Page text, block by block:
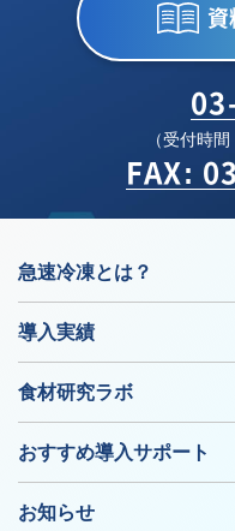
資
（受付時
FAX:
急速冷凍とは？
導入実績
食材研究ラボ
おすすめ導入サポート
お知らせ